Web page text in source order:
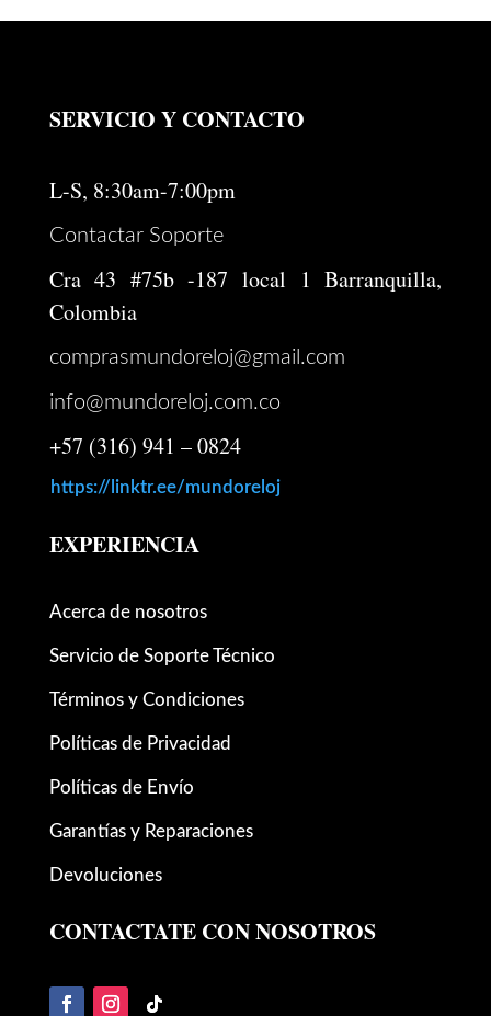
era:
es:
SERVICIO Y CONTACTO
L-S, 8:30am-7:00pm
Contactar Soporte
Cra 43 #75b -187 local 1 Barranquilla,
Colombia
comprasmundoreloj@gmail.com
info@mundoreloj.com.co
+57 (316) 941 – 0824
https://linktr.ee/mundoreloj
EXPERIENCIA
Acerca de nosotros
Servicio de Soporte Técnico
Términos y Condiciones
Políticas de Privacidad
Políticas de Envío
Garantías y Reparaciones
Devoluciones
CONTACTATE CON NOSOTROS